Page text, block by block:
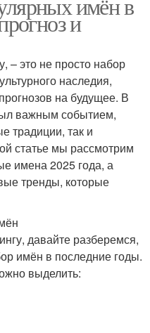
имён в
и
– это не просто набор
наследия,
на будущее. В
важным событием,
традиции, так и
статье мы рассмотрим
имена 2025 года, а
тренды, которые
давайте разберемся,
имён в последние годы.
выделить: